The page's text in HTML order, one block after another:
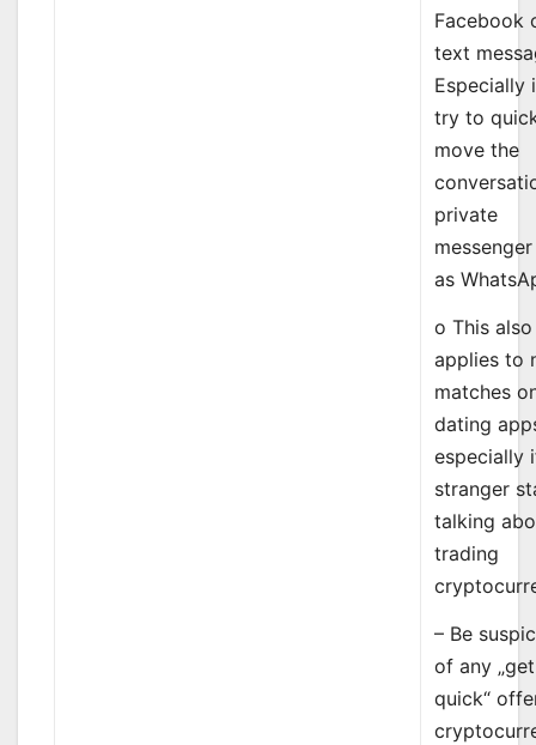
Facebook
text
Especially
try to
move the
private
as
o This also
applies to
matches
dating
especially
stranger
talking
trading
– Be
of any
quick“